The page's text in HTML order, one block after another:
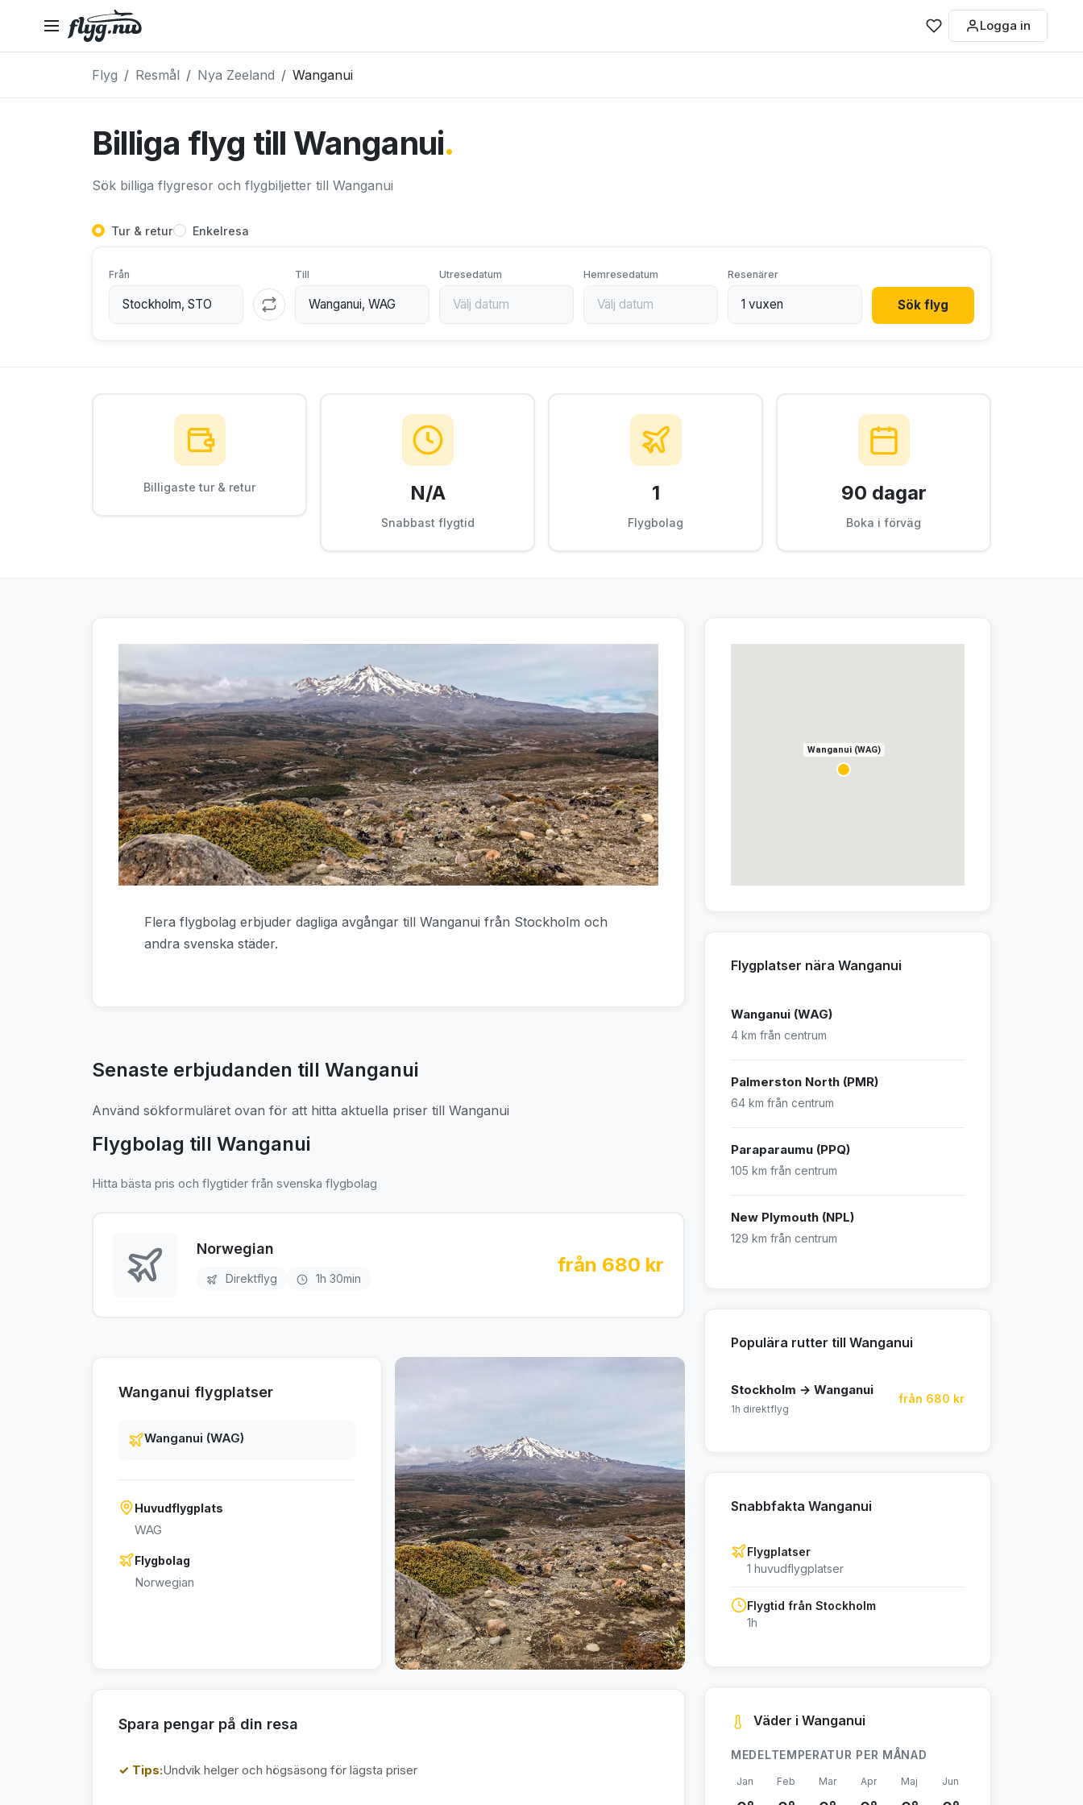
Logga in
Flyg Resmål Nya Zeeland Wanganui
Billiga flyg till Wanganui.
Sök billiga flygresor och flygbiljetter till Wanganui
Tur & retur Enkelresa
Från Till Utresedatum Hemresedatum Resenärer
Sök flyg
Billigaste tur & retur N/A
Snabbast flygtid
1
Flygbolag
90 dagar
Boka i förväg
Flera flygbolag erbjuder dagliga avgångar till Wanganui från Stockholm och
andra svenska städer.
Senaste erbjudanden till Wanganui
Använd sökformuläret ovan för att hitta aktuella priser till Wanganui
Flygbolag till Wanganui
Hitta bästa pris och flygtider från svenska flygbolag
Norwegian
Direktflyg 1h 30min
från 680 kr
Wanganui flygplatser
Wanganui (WAG)
Huvudflygplats
WAG
Flygbolag
Norwegian
Spara pengar på din resa
✓ Tips:Undvik helger och högsäsong för lägsta priser
Wanganui (WAG)
Flygplatser nära Wanganui
Wanganui (WAG)
4 km från centrum
Palmerston North (PMR)
64 km från centrum
Paraparaumu (PPQ)
105 km från centrum
New Plymouth (NPL)
129 km från centrum
Populära rutter till Wanganui
Stockholm → Wanganui
1h direktflyg
från 680 kr
Snabbfakta Wanganui
Flygplatser
1 huvudflygplatser
Flygtid från Stockholm
1h
Väder i Wanganui
MEDELTEMPERATUR PER MÅNAD
Jan Feb Mar Apr Maj Jun